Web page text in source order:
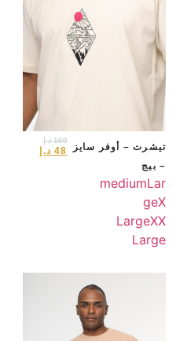
تيشرت – أوفر سايز
– بيج
160 د.إ
48 د.إ
mediumLar
geX
LargeXX
Large